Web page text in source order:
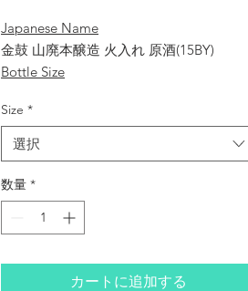
格
Japanese Name
金鼓 山廃本醸造 火入れ 原酒(15BY)
Bottle Size
Brewery
Okura Honke
Brand
Kinko
Type of Sake
Honjozou Hiire-Genshu
Japan
Size *
選択
数量 *
カートに追加する